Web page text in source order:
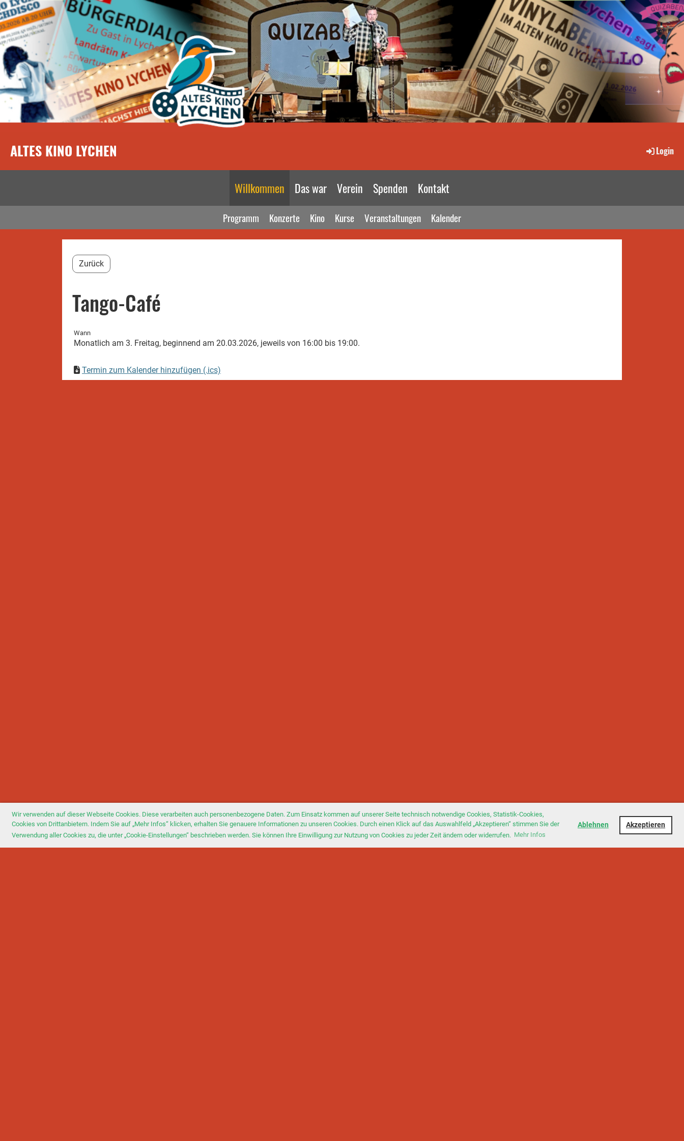
Wir verwenden auf dieser Webseite Cookies. Diese verarbeiten auch personenbezogene Daten. Zum Einsatz kommen auf unserer Seite technisch notwendige Cookies, Statistik-Cookies,
Cookies von Drittanbietern. Indem Sie auf „Mehr Infos“ klicken, erhalten Sie genauere Informationen zu unseren Cookies. Durch einen Klick auf das Auswahlfeld „Akzeptieren“ stimmen Sie der
Verwendung aller Cookies zu, die unter „Cookie-Einstellungen“ beschrieben werden. Sie können Ihre Einwilligung zur Nutzung von Cookies zu jeder Zeit ändern oder widerrufen. Mehr Infos
Ablehnen Akzeptieren
ALTES KINO LYCHEN Login
Willkommen Das war Verein Spenden Kontakt
Programm Konzerte Kino Kurse Veranstaltungen Kalender
Zurück
Tango-Café
Wann
Monatlich am 3. Freitag, beginnend am 20.03.2026, jeweils von 16:00 bis 19:00.
Termin zum Kalender hinzufügen (.ics)